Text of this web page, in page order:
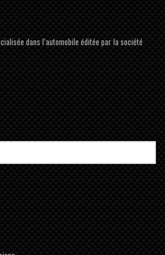
dans l’automobile éditée par la société